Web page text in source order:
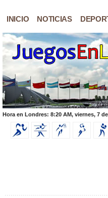
INICIO NOTICIAS
Hora en Londres: 8:20 AM, viernes, 7